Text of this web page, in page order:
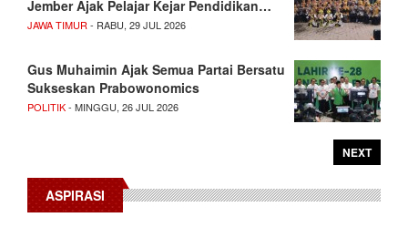
Jember Ajak Pelajar Kejar Pendidikan…
JAWA TIMUR - RABU, 29 JUL 2026
Gus Muhaimin Ajak Semua Partai Bersatu
Sukseskan Prabowonomics
POLITIK- MINGGU, 26 JUL 2026
NEXT
ASPIRASI